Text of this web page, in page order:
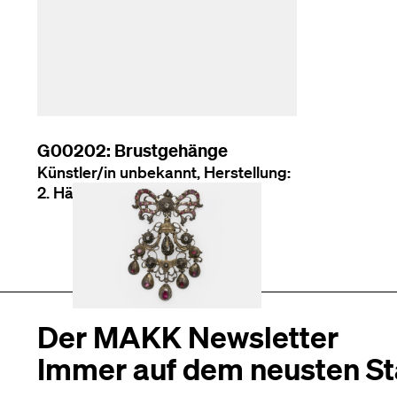
G00202: Brustgehänge
Künstler/in unbekannt, Herstellung:
2. Hälfte 18. Jahrhundert
Der MAKK Newsletter
Immer auf dem neusten